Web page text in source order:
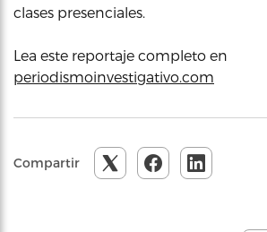
clases presenciales.
Lea este reportaje completo en
periodismoinvestigativo.com
Compartir